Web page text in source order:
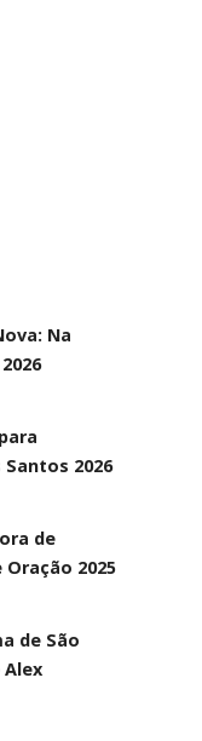
Na
2026
de
Oração 2025
de São
Alex